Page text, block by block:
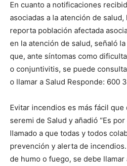
En cuanto a notificaciones
asociadas a la atención de
reporta población afectada
en la atención de salud, señaló
que, ante síntomas como
o conjuntivitis, se puede
o llamar a Salud Responde: 600
Evitar incendios es más fácil
seremi de Salud y añadió “Es
llamado a que todas y todos
prevención y alerta de
de humo o fuego, se debe llamar